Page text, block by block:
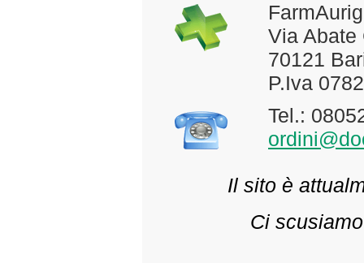
Via Abate
70121
P.Iva
Tel.:
Il sito è
Ci